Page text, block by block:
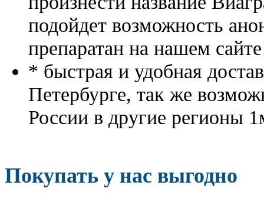
подойдет возможность
препаратан на нашем
* быстрая и удобная
Петербурге, так же
России в другие регионы
Покупать у нас выгодно